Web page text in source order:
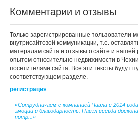
Комментарии и отзывы
Только зарегистрированные пользователи
внутрисайтовой коммуникации, т.е.
матералам сайта и отзывы о сайте и нашей
опытом относительно недвижимости в
посетителями сайта. Все эти тексты будут
соответствующем разделе.
регистрация
«Сотрудничаем с компанией Павла с 2014
эмоции и благодарность. Павел всегда
потр...»